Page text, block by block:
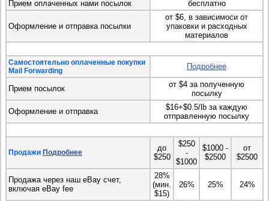
Прием оплаченных нами посылок бесплатно
Оформление и отправка посылки
от $6, в зависимоси от
упаковки и расходных
материалов
Самостоятельно оплаченные покупки
Mail Forwarding
Подробнее
Прием посылок
от $4 за полученную
посылку
Оформление и отправка
$16+$0.5/lb за каждую
отправленную посылку
Продажи Подробнее
до
$250
$250
-
$1000
$1000 -
$2500
от
$2500
Продажа через наш eBay счет,
включая eBay fee
28%
(мин.
$15)
26% 25% 24%